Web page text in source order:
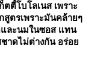
ตี้โบโลเนส เพราะ
สูตรเพราะมันคล้ายๆ
ละนมในซอส แทน
ชาดไม่ต่างกัน อร่อ